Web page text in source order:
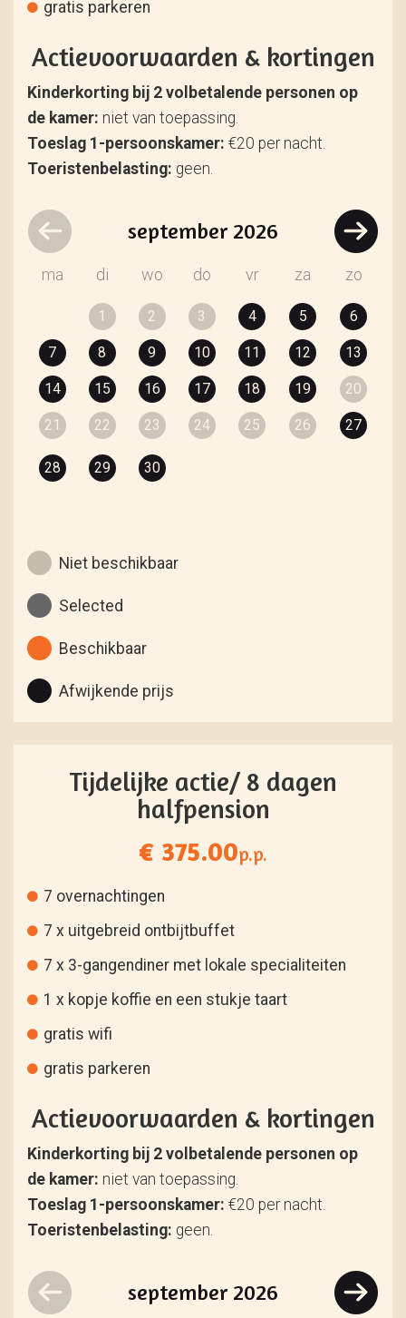
gratis parkeren
Actievoorwaarden & kortingen
Kinderkorting bij 2 volbetalende personen op
de kamer: niet van toepassing.
Toeslag 1-persoonskamer: €20 per nacht.
Toeristenbelasting: geen.
september 2026
ma di wo do vr za zo
1 2 3 4 5 6
7 8 9 10 11 12 13
14 15 16 17 18 19 20
21 22 23 24 25 26 27
28 29 30
Niet beschikbaar
Selected
Beschikbaar
Afwijkende prijs
Tijdelijke actie/ 8 dagen
halfpension
€ 375.00p.p.
7 overnachtingen
7 x uitgebreid ontbijtbuffet
7 x 3-gangendiner met lokale specialiteiten
1 x kopje koffie en een stukje taart
gratis wifi
gratis parkeren
Actievoorwaarden & kortingen
Kinderkorting bij 2 volbetalende personen op
de kamer: niet van toepassing.
Toeslag 1-persoonskamer: €20 per nacht.
Toeristenbelasting: geen.
september 2026